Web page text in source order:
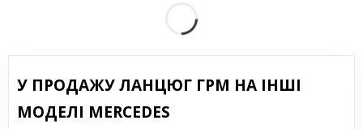
У ПРОДАЖУ ЛАНЦЮГ ГРМ НА ІНШІ
МОДЕЛІ MERCEDES